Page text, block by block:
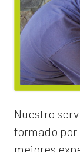
Nuestro
formado por